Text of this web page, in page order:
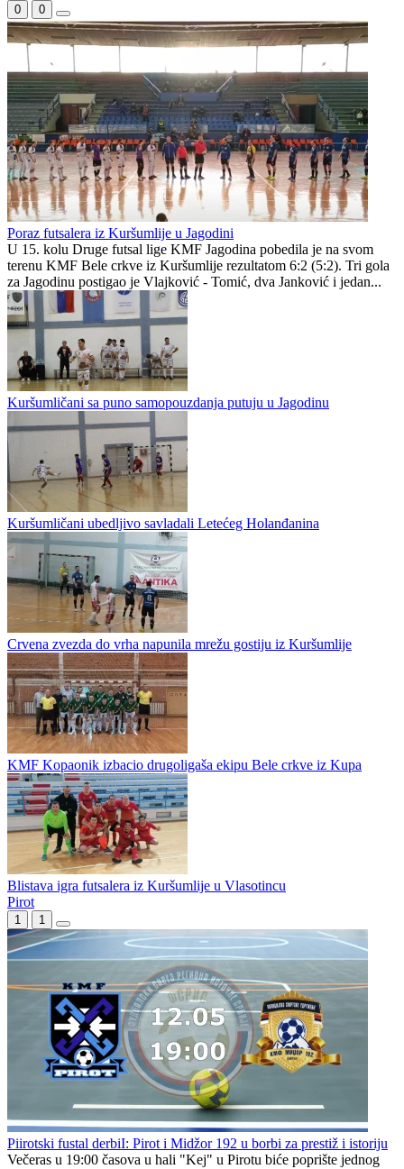
0 0
Poraz futsalera iz Kuršumlije u Jagodini
U 15. kolu Druge futsal lige KMF Jagodina pobedila je na svom
terenu KMF Bele crkve iz Kuršumlije rezultatom 6:2 (5:2). Tri gola
za Jagodinu postigao je Vlajković - Tomić, dva Janković i jedan...
Kuršumličani sa puno samopouzdanja putuju u Jagodinu
Kuršumličani ubedljivo savladali Letećeg Holanđanina
Crvena zvezda do vrha napunila mrežu gostiju iz Kuršumlije
KMF Kopaonik izbacio drugoligaša ekipu Bele crkve iz Kupa
Blistava igra futsalera iz Kuršumlije u Vlasotincu
Pirot
1 1
Piirotski fustal derbiI: Pirot i Midžor 192 u borbi za prestiž i istoriju
Večeras u 19:00 časova u hali "Kej" u Pirotu biće poprište jednog